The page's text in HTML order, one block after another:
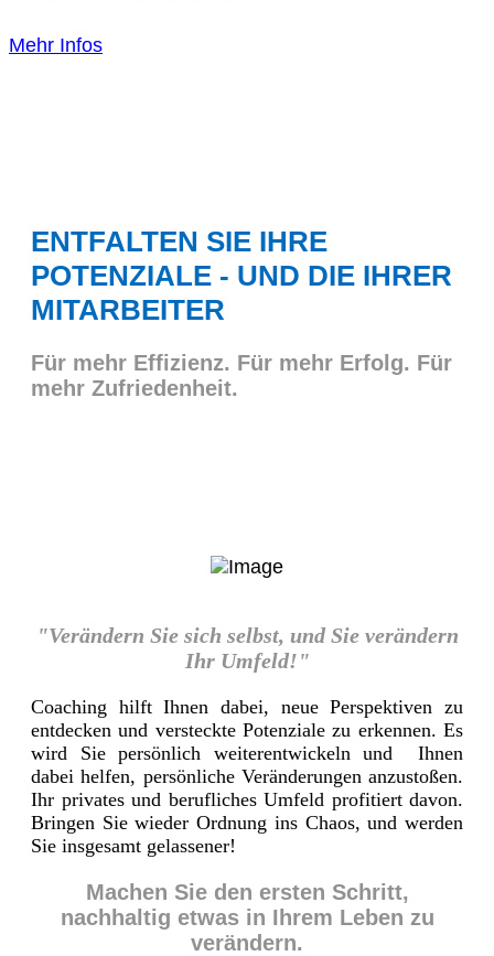
Mehr Infos
ENTFALTEN SIE IHRE
POTENZIALE - UND DIE IHRER
MITARBEITER
Für mehr Effizienz. Für mehr Erfolg. Für
mehr Zufriedenheit.
"Verändern Sie sich selbst, und Sie verändern
Ihr Umfeld!"
Coaching hilft Ihnen dabei, neue Perspektiven zu
entdecken und versteckte Potenziale zu erkennen. Es
wird Sie persönlich weiterentwickeln und Ihnen
dabei helfen, persönliche Veränderungen anzustoßen.
Ihr privates und berufliches Umfeld profitiert davon.
Bringen Sie wieder Ordnung ins Chaos, und werden
Sie insgesamt gelassener!
Machen Sie den ersten Schritt,
nachhaltig etwas in Ihrem Leben zu
verändern.